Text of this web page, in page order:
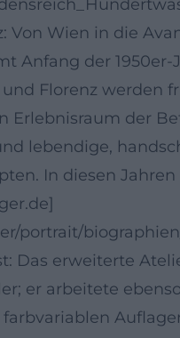
Von Wien in die
Anfang der
Florenz werden
Erlebnisraum der
lebendige,
In diesen
portrait/
Das erweiterte
er arbeitete